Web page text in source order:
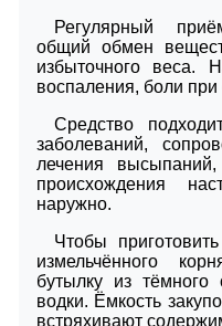
Регулярный
общий обмен
избыточного веса.
воспаления, боли
Средство
заболеваний,
лечения
происхождения
наружно.
Чтобы
измельчённого
бутылку из
водки. Ёмкость
встряхивают